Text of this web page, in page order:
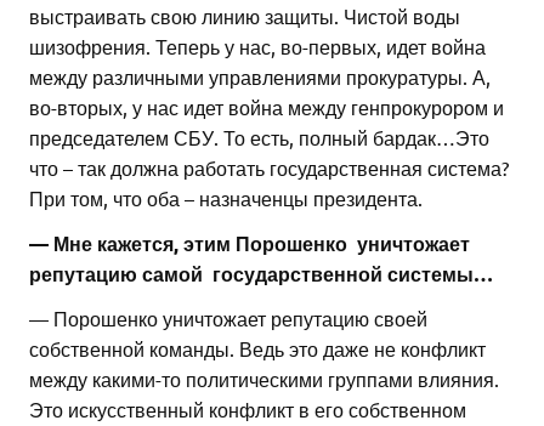
выстраивать свою линию защиты. Чистой воды
шизофрения. Теперь у нас, во-первых, идет война
между различными управлениями прокуратуры. А,
во-вторых, у нас идет война между генпрокурором и
председателем СБУ. То есть, полный бардак…Это
что – так должна работать государственная система?
При том, что оба – назначенцы президента.
— Мне кажется, этим Порошенко уничтожает
репутацию самой государственной системы…
— Порошенко уничтожает репутацию своей
собственной команды. Ведь это даже не конфликт
между какими-то политическими группами влияния.
Это искусственный конфликт в его собственном